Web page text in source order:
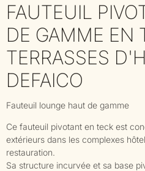
FAUTEUIL
DE GAMME EN
TERRASSES
DEFAICO
Fauteuil lounge haut de gamme
Ce fauteuil pivotant en teck est
extérieurs dans les complexes
restauration.
Sa structure incurvée et sa base